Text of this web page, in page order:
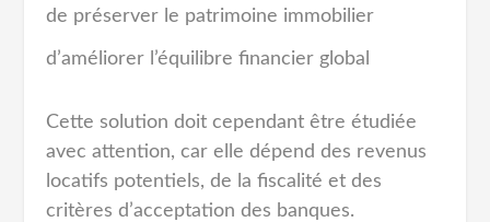
de préserver le patrimoine immobilier
d’améliorer l’équilibre financier global
Cette solution doit cependant être étudiée
avec attention, car elle dépend des revenus
locatifs potentiels, de la fiscalité et des
critères d’acceptation des banques.